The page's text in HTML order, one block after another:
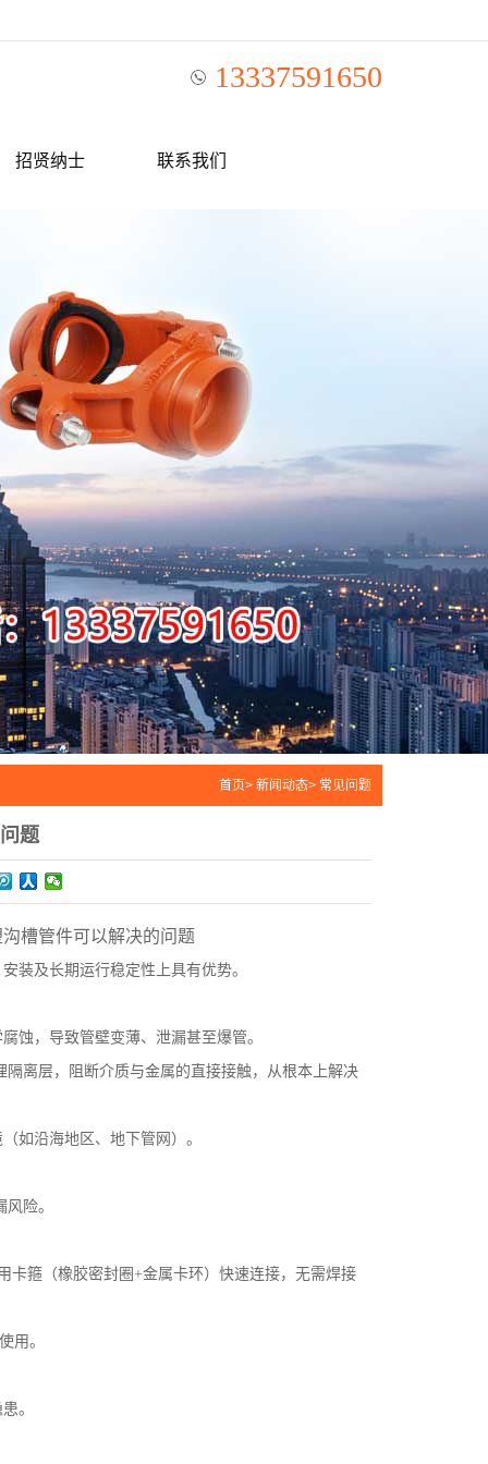
13337591650
招贤纳士 联系我们
首页> 新闻动态> 常见问题
题
槽管件可以解决的问题
装及长期运行稳定性上具有优势。
蚀，导致管壁变薄、泄漏甚至爆管。
离层，阻断介质与金属的直接接触，从根本上解决
如沿海地区、地下管网）。
险。
卡箍（橡胶密封圈+金属卡环）快速连接，无需焊接
用。
。